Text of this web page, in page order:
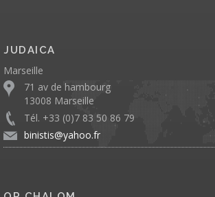
JUDAICA
Marseille
71 av de hambourg
13008 Marseille
Tél. +33 (0)7 83 50 86 79
binistis@yahoo.fr